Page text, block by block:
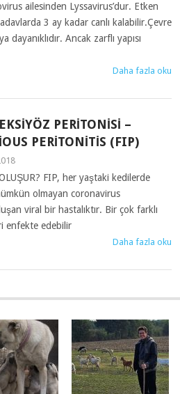
ailesinden Lyssavirus’dur. Etken
3 ay kadar canlı kalabilir.Çevre
dayanıklıdır. Ancak zarflı yapısı
Daha fazla oku
PERITONISI –
PERITONITIS (FIP)
FIP, her yaştaki kedilerde
olmayan coronavirus
viral bir hastalıktır. Bir çok farklı
enfekte edebilir
Daha fazla oku